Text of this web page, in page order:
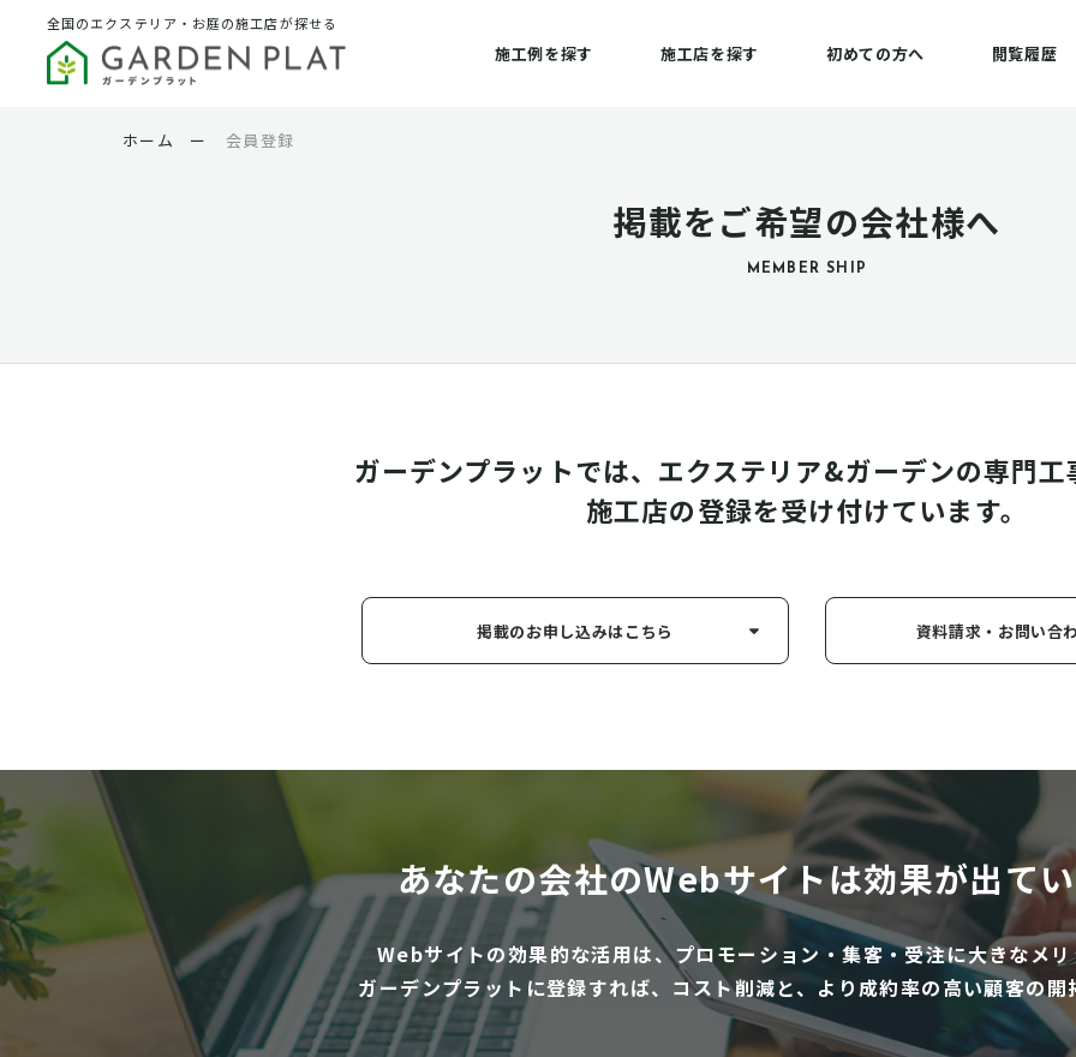
全国のエクステリア・お庭の施工店が探せる
施工例を探す 施工店を探す 初めての方へ 閲覧履歴
掲載をご希望の会社様へ
MEMBER SHIP
ホーム ー 会員登録
ガーデンプラットでは、エクステリア&ガーデンの専門工
施工店の登録を受け付けています。
掲載のお申し込みはこちら 資料請求・お問い合
あなたの会社のWebサイトは効果が出て
Webサイトの効果的な活用は、プロモーション・集客・受注に大きなメ
ガーデンプラットに登録すれば、コスト削減と、より成約率の高い顧客の開